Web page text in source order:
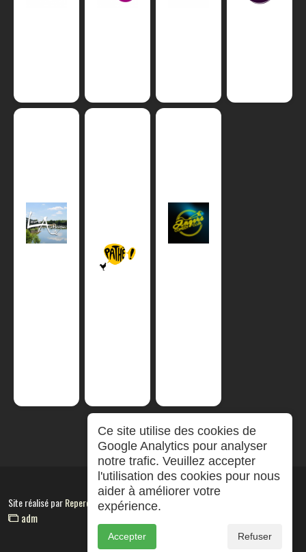
Site réalisé parRepereCom
adm
Ce site utilise des cookies de
Google Analytics pour analyser
notre trafic. Veuillez accepter
l'utilisation des cookies pour nous
aider à améliorer votre
expérience.
Accepter Refuser